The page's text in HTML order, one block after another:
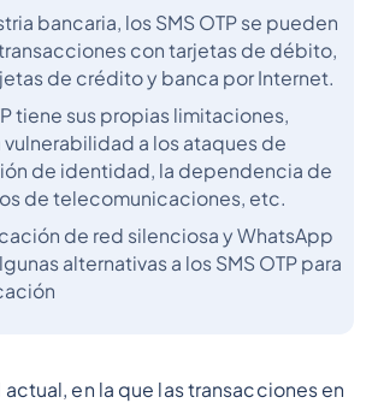
bancaria, los SMS OTP se pueden
con tarjetas de débito,
de crédito y banca por Internet.
tiene sus propias limitaciones,
vulnerabilidad a los ataques de
de identidad, la dependencia de
de telecomunicaciones, etc.
de red silenciosa y WhatsApp
alternativas a los SMS OTP para
actual, en la que las transacciones en